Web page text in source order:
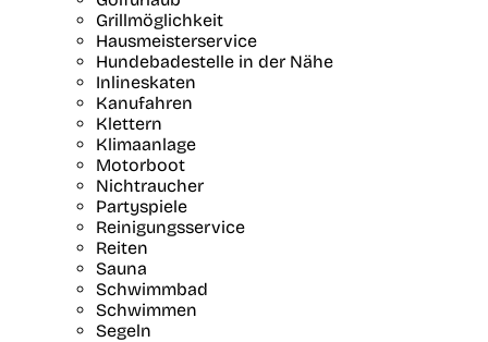
Grillmöglichkeit
Hausmeisterservice
Hundebadestelle in der Nähe
Inlineskaten
Kanufahren
Klettern
Klimaanlage
Motorboot
Nichtraucher
Partyspiele
Reinigungsservice
Reiten
Sauna
Schwimmbad
Schwimmen
Segeln